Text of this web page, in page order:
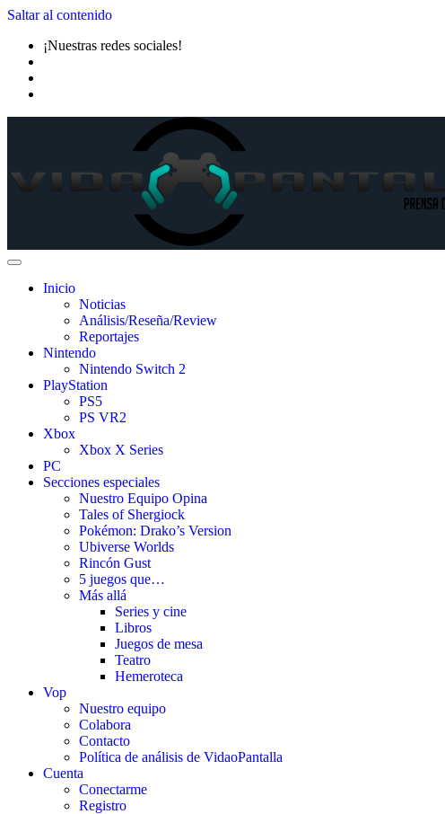
Saltar al contenido
¡Nuestras redes sociales!
Inicio
Noticias
Análisis/Reseña/Review
Reportajes
Nintendo
Nintendo Switch 2
PlayStation
PS5
PS VR2
Xbox
Xbox X Series
PC
Secciones especiales
Nuestro Equipo Opina
Tales of Shergiock
Pokémon: Drako’s Version
Ubiverse Worlds
Rincón Gust
5 juegos que…
Más allá
Series y cine
Libros
Juegos de mesa
Teatro
Hemeroteca
Vop
Nuestro equipo
Colabora
Contacto
Política de análisis de VidaoPantalla
Cuenta
Conectarme
Registro